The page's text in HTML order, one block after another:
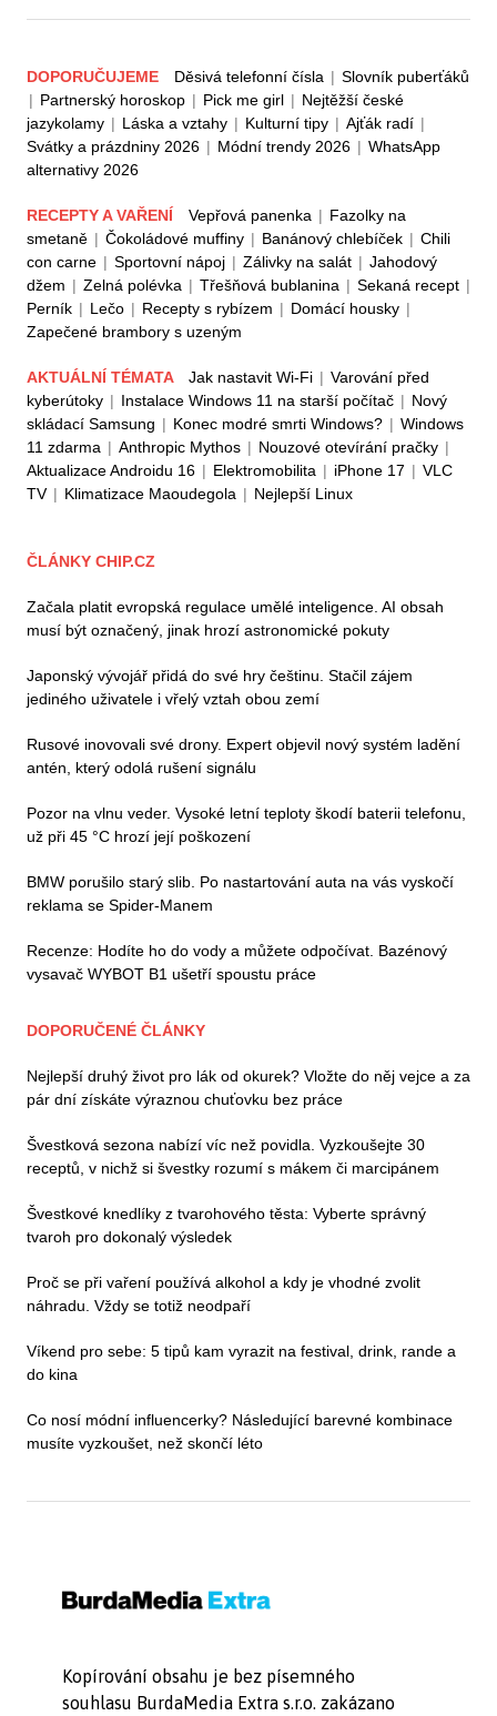
DOPORUČUJEME Děsivá telefonní čísla | Slovník puberťáků
| Partnerský horoskop | Pick me girl | Nejtěžší české
jazykolamy | Láska a vztahy | Kulturní tipy | Ajťák radí |
Svátky a prázdniny 2026 | Módní trendy 2026 | WhatsApp
alternativy 2026
RECEPTY A VAŘENÍ Vepřová panenka | Fazolky na
smetaně | Čokoládové muffiny | Banánový chlebíček | Chili
con carne | Sportovní nápoj | Zálivky na salát | Jahodový
džem | Zelná polévka | Třešňová bublanina | Sekaná recept |
Perník | Lečo | Recepty s rybízem | Domácí housky |
Zapečené brambory s uzeným
AKTUÁLNÍ TÉMATA Jak nastavit Wi-Fi | Varování před
kyberútoky | Instalace Windows 11 na starší počítač | Nový
skládací Samsung | Konec modré smrti Windows? | Windows
11 zdarma | Anthropic Mythos | Nouzové otevírání pračky |
Aktualizace Androidu 16 | Elektromobilita | iPhone 17 | VLC
TV | Klimatizace Maoudegola | Nejlepší Linux
ČLÁNKY CHIP.CZ
Začala platit evropská regulace umělé inteligence. AI obsah
musí být označený, jinak hrozí astronomické pokuty
Japonský vývojář přidá do své hry češtinu. Stačil zájem
jediného uživatele i vřelý vztah obou zemí
Rusové inovovali své drony. Expert objevil nový systém ladění
antén, který odolá rušení signálu
Pozor na vlnu veder. Vysoké letní teploty škodí baterii telefonu,
už při 45 °C hrozí její poškození
BMW porušilo starý slib. Po nastartování auta na vás vyskočí
reklama se Spider-Manem
Recenze: Hodíte ho do vody a můžete odpočívat. Bazénový
vysavač WYBOT B1 ušetří spoustu práce
DOPORUČENÉ ČLÁNKY
Nejlepší druhý život pro lák od okurek? Vložte do něj vejce a za
pár dní získáte výraznou chuťovku bez práce
Švestková sezona nabízí víc než povidla. Vyzkoušejte 30
receptů, v nichž si švestky rozumí s mákem či marcipánem
Švestkové knedlíky z tvarohového těsta: Vyberte správný
tvaroh pro dokonalý výsledek
Proč se při vaření používá alkohol a kdy je vhodné zvolit
náhradu. Vždy se totiž neodpaří
Víkend pro sebe: 5 tipů kam vyrazit na festival, drink, rande a
do kina
Co nosí módní influencerky? Následující barevné kombinace
musíte vyzkoušet, než skončí léto
Kopírování obsahu je bez písemného
souhlasu BurdaMedia Extra s.r.o. zakázano